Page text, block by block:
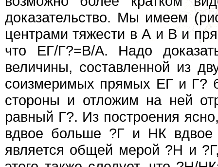
доказательство. Мы имеем
центрами тяжести в А и В и
что ЕГ/Г?=В/А. Надо
величины, составленной из
соизмеримых прямых ЕГ и Г?
стороны и отложим на ней
равный Г?. Из построения
вдвое больше ?Г и НК вдвое
является общей мерой ?Н и